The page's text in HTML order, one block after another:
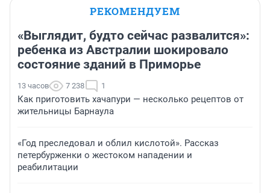
РЕКОМЕНДУЕМ
«Выглядит, будто сейчас развалится»:
ребенка из Австралии шокировало
состояние зданий в Приморье
13 часов 7 238 1
Как приготовить хачапури — несколько рецептов от
жительницы Барнаула
«Год преследовал и облил кислотой». Рассказ
петербурженки о жестоком нападении и
реабилитации